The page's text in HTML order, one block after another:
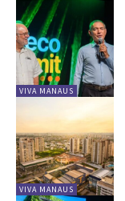
VIVA MANAUS
VIVA MANAUS